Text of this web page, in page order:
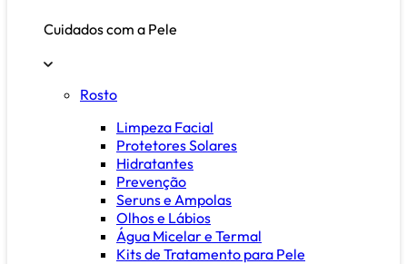
Cuidados com a Pele
Rosto
Limpeza Facial
Protetores Solares
Hidratantes
Prevenção
Seruns e Ampolas
Olhos e Lábios
Água Micelar e Termal
Kits de Tratamento para Pele